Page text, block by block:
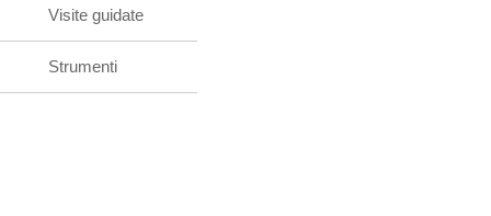
Visite guidate
Strumenti